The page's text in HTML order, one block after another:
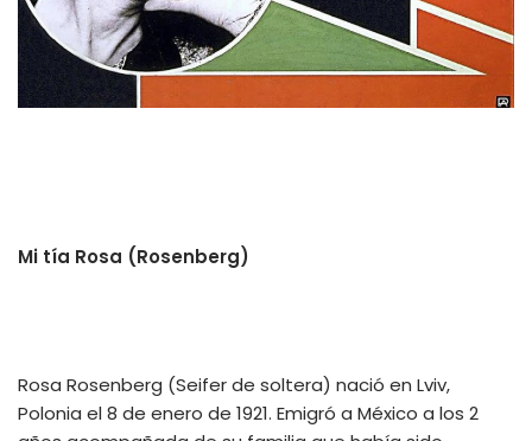
Mi tía Rosa (Rosenberg)
Rosa Rosenberg (Seifer de soltera) nació en Lviv,
Polonia el 8 de enero de 1921. Emigró a México a los 2